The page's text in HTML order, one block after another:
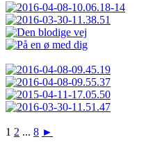
1 2 ... 8 ►